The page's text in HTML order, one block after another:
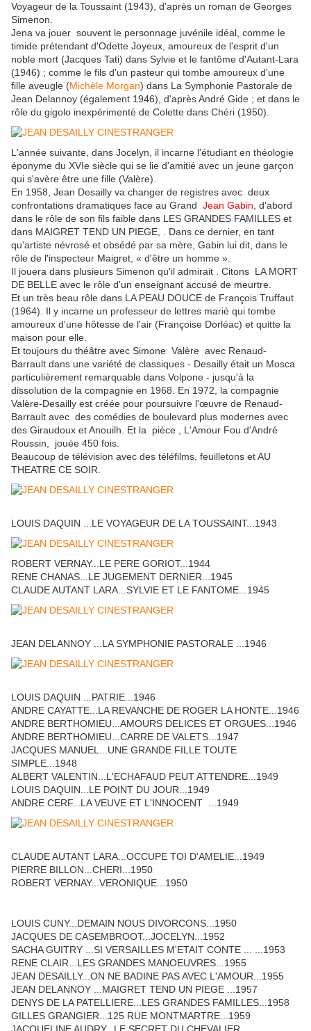
Voyageur de la Toussaint (1943), d'après un roman de Georges
Simenon.
Jena va jouer souvent le personnage juvénile idéal, comme le
timide prétendant d'Odette Joyeux, amoureux de l'esprit d'un
noble mort (Jacques Tati) dans Sylvie et le fantôme d'Autant-Lara
(1946) ; comme le fils d'un pasteur qui tombe amoureux d'une
fille aveugle (Michèle Morgan) dans La Symphonie Pastorale de
Jean Delannoy (également 1946), d'après André Gide ; et dans le
rôle du gigolo inexpérimenté de Colette dans Chéri (1950).
L'année suivante, dans Jocelyn, il incarne l'étudiant en théologie
éponyme du XVIe siècle qui se lie d'amitié avec un jeune garçon
qui s'avère être une fille (Valère).
En 1958, Jean Desailly va changer de registres avec deux
confrontations dramatiques face au Grand Jean Gabin , d'abord
dans le rôle de son fils faible dans LES GRANDES FAMILLES et
dans MAIGRET TEND UN PIEGE, . Dans ce dernier, en tant
qu'artiste névrosé et obsédé par sa mère, Gabin lui dit, dans le
rôle de l'inspecteur Maigret, « d'être un homme ».
Il jouera dans plusieurs Simenon qu'il admirait . Citons LA MORT
DE BELLE avec le rôle d'un enseignant accusé de meurtre.
Et un très beau rôle dans LA PEAU DOUCE de François Truffaut
(1964). Il y incarne un professeur de lettres marié qui tombe
amoureux d'une hôtesse de l'air (Françoise Dorléac) et quitte la
maison pour elle.
Et toujours du théâtre avec Simone Valère avec Renaud-
Barrault dans une variété de classiques - Desailly était un Mosca
particulièrement remarquable dans Volpone - jusqu'à la
dissolution de la compagnie en 1968. En 1972, la compagnie
Valère-Desailly est créée pour poursuivre l'œuvre de Renaud-
Barrault avec des comédies de boulevard plus modernes avec
des Giraudoux et Anouilh. Et la pièce , L'Amour Fou d'André
Roussin, jouée 450 fois.
Beaucoup de télévision avec des téléfilms, feuilletons et AU
THEATRE CE SOIR.
LOUIS DAQUIN ...LE VOYAGEUR DE LA TOUSSAINT...1943
ROBERT VERNAY...LE PERE GORIOT...1944
RENE CHANAS...LE JUGEMENT DERNIER...1945
CLAUDE AUTANT LARA...SYLVIE ET LE FANTOME...1945
JEAN DELANNOY ...LA SYMPHONIE PASTORALE ...1946
LOUIS DAQUIN ...PATRIE...1946
ANDRE CAYATTE...LA REVANCHE DE ROGER LA HONTE...1946
ANDRE BERTHOMIEU...AMOURS DELICES ET ORGUES...1946
ANDRE BERTHOMIEU...CARRE DE VALETS...1947
JACQUES MANUEL...UNE GRANDE FILLE TOUTE
SIMPLE...1948
ALBERT VALENTIN...L'ECHAFAUD PEUT ATTENDRE...1949
LOUIS DAQUIN...LE POINT DU JOUR...1949
ANDRE CERF...LA VEUVE ET L'INNOCENT ...1949
CLAUDE AUTANT LARA...OCCUPE TOI D'AMELIE...1949
PIERRE BILLON...CHERI...1950
ROBERT VERNAY...VERONIQUE...1950
LOUIS CUNY...DEMAIN NOUS DIVORCONS...1950
JACQUES DE CASEMBROOT...JOCELYN...1952
SACHA GUITRY ...SI VERSAILLES M'ETAIT CONTE ... ...1953
RENE CLAIR...LES GRANDES MANOEUVRES...1955
JEAN DESAILLY...ON NE BADINE PAS AVEC L'AMOUR...1955
JEAN DELANNOY ...MAIGRET TEND UN PIEGE ...1957
DENYS DE LA PATELLIERE...LES GRANDES FAMILLES...1958
GILLES GRANGIER...125 RUE MONTMARTRE...1959